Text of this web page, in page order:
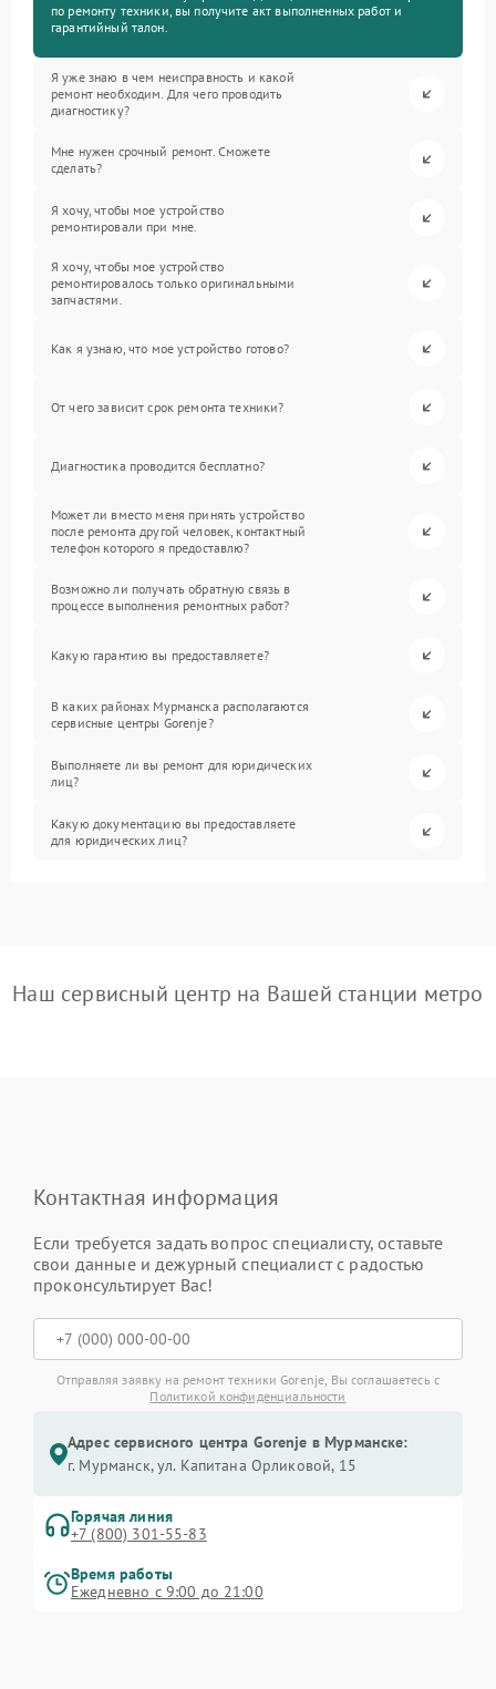
по ремонту техники, вы получите акт выполненных работ и
гарантийный талон.
Я уже знаю в чем неисправность и какой
ремонт необходим. Для чего проводить
диагностику?
Мне нужен срочный ремонт. Сможете
сделать?
Я хочу, чтобы мое устройство
ремонтировали при мне.
Я хочу, чтобы мое устройство
ремонтировалось только оригинальными
запчастями.
Как я узнаю, что мое устройство готово?
От чего зависит срок ремонта техники?
Диагностика проводится бесплатно?
Может ли вместо меня принять устройство
после ремонта другой человек, контактный
телефон которого я предоставлю?
Возможно ли получать обратную связь в
процессе выполнения ремонтных работ?
Какую гарантию вы предоставляете?
В каких районах Мурманска располагаются
сервисные центры Gorenje?
Выполняете ли вы ремонт для юридических
лиц?
Какую документацию вы предоставляете
для юридических лиц?
Наш сервисный центр на Вашей станции метро
Контактная информация
Если требуется задать вопрос специалисту, оставьте
свои данные и дежурный специалист с радостью
проконсультирует Вас!
Отправляя заявку на ремонт техники Gorenje, Вы соглашаетесь с
Политикой конфиденциальности
Адрес сервисного центра Gorenje в Мурманске:
г. Мурманск, ул. Капитана Орликовой, 15
Горячая линия
+7 (800) 301-55-83
Время работы
Ежедневно с 9:00 до 21:00